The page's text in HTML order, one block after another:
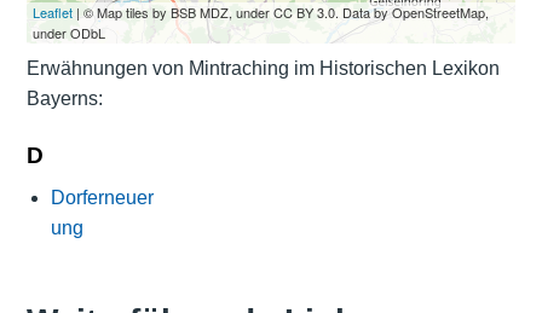
Leaflet| © Map tiles by BSB MDZ, under CC BY 3.0. Data by OpenStreetMap,
under ODbL
Erwähnungen von Mintraching im Historischen Lexikon
Bayerns:
D
Dorferneuer
ung